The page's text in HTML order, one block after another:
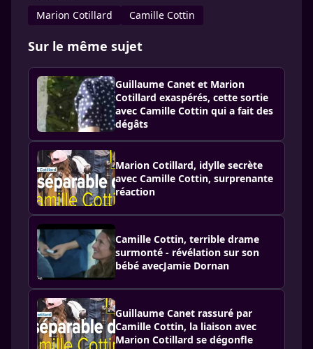
Marion Cotillard
Camille Cottin
Sur le même sujet
Guillaume Canet et Marion
Cotillard exaspérés, cette sortie
avec Camille Cottin qui a fait des
dégâts
Marion Cotillard, idylle secrète
avec Camille Cottin, surprenante
réaction
Camille Cottin, terrible drame
surmonté - révélation sur son
bébé avecJamie Dornan
Guillaume Canet rassuré par
Camille Cottin, la liaison avec
Marion Cotillard se dégonfle